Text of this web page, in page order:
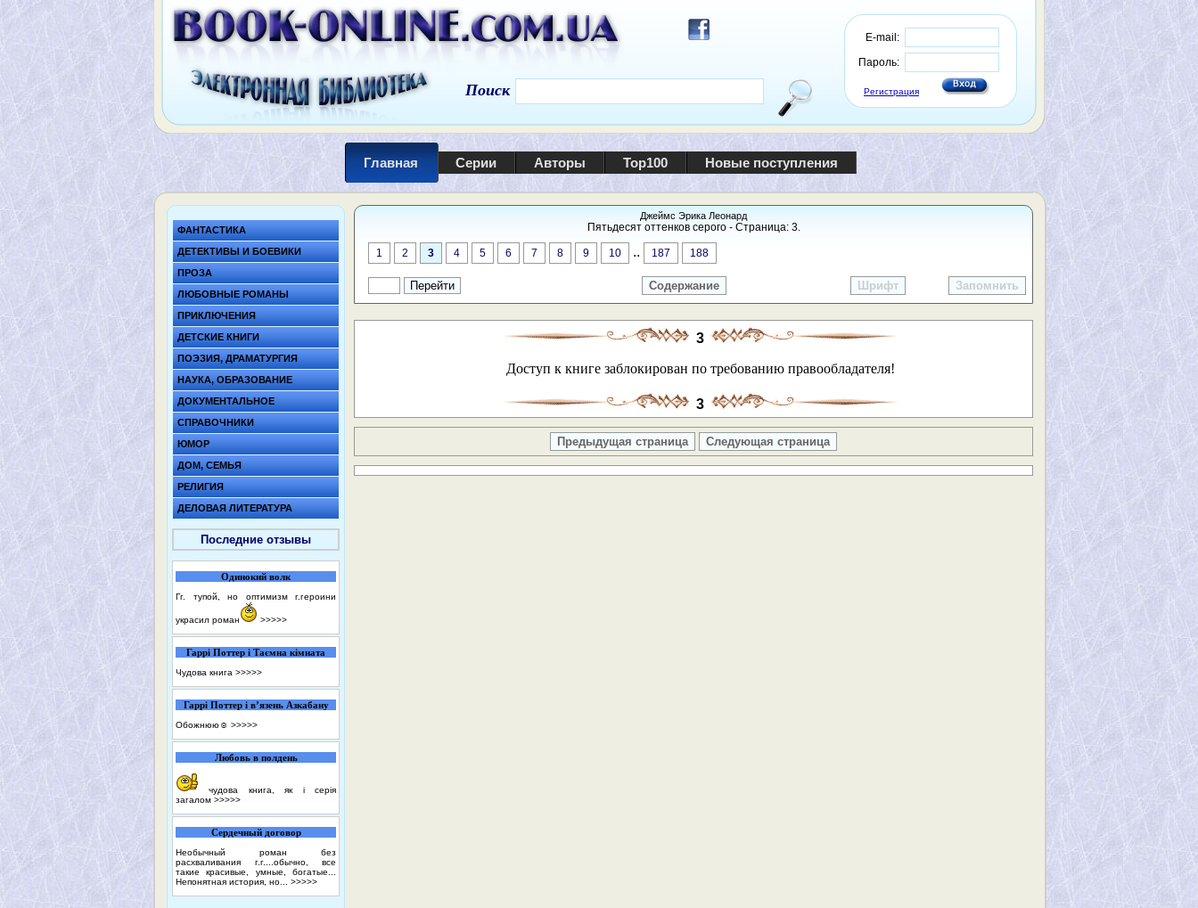
E-mail:
Пароль:
Регистрация
Поиск
Главная Серии Авторы Top100 Новые поступления
ФАНТАСТИКА
ДЕТЕКТИВЫ И БОЕВИКИ
ПРОЗА
ЛЮБОВНЫЕ РОМАНЫ
ПРИКЛЮЧЕНИЯ
ДЕТСКИЕ КНИГИ
ПОЭЗИЯ, ДРАМАТУРГИЯ
НАУКА, ОБРАЗОВАНИЕ
ДОКУМЕНТАЛЬНОЕ
СПРАВОЧНИКИ
ЮМОР
ДОМ, СЕМЬЯ
РЕЛИГИЯ
ДЕЛОВАЯ ЛИТЕРАТУРА
Последние отзывы
Одинокий волк
Гг. тупой, но оптимизм г.героини
украсил роман >>>>>
Гаррі Поттер і Таємна кімната
Чудова книга >>>>>
Гаррі Поттер і в’язень Азкабану
Обожнюю☺️ >>>>>
Любовь в полдень
чудова книга, як і серія
загалом >>>>>
Сердечный договор
Необычный роман без
расхваливания г.г....обычно, все
такие красивые, умные, богатые...
Непонятная история, но... >>>>>
Джеймс Эрика Леонард
Пятьдесят оттенков серого - Страница: 3.
1 2 3 4 5 6 7 8 9 10 .. 187 188
Содержание Шрифт Запомнить
3
Доступ к книге заблокирован по требованию правообладателя!
3
Предыдущая страница Следующая страница